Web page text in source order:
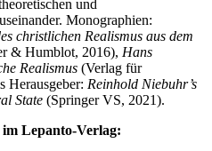
und
Monographien:
christlichen Realismus aus dem
& Humblot, 2016), Hans
Realismus (Verlag für
Herausgeber: Reinhold Niebuhr’s
State (Springer VS, 2021).
Lepanto-Verlag: